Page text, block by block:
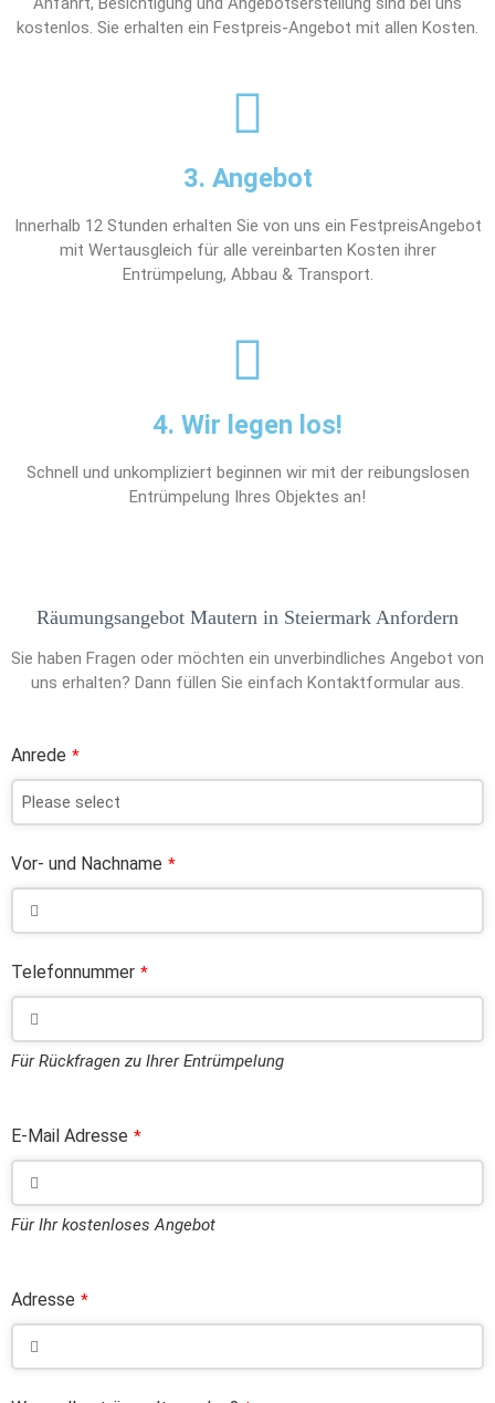
kostenlos. Sie erhalten ein Festpreis-Angebot mit allen Kosten.
3. Angebot
Innerhalb 12 Stunden erhalten Sie von uns ein FestpreisAngebot
mit Wertausgleich für alle vereinbarten Kosten ihrer
Entrümpelung, Abbau & Transport.
4. Wir legen los!
Schnell und unkompliziert beginnen wir mit der reibungslosen
Entrümpelung Ihres Objektes an!
Räumungsangebot Mautern in Steiermark Anfordern
Sie haben Fragen oder möchten ein unverbindliches Angebot von
uns erhalten? Dann füllen Sie einfach Kontaktformular aus.
Anrede *
Vor- und Nachname *
Telefonnummer *
Für Rückfragen zu Ihrer Entrümpelung
E-Mail Adresse *
Für Ihr kostenloses Angebot
Adresse *